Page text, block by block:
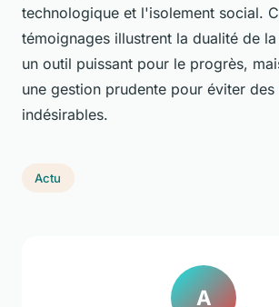
technologique et l'isolement social.
témoignages illustrent la dualité de
un outil puissant pour le progrès,
une gestion prudente pour éviter des
indésirables.
Actu
A